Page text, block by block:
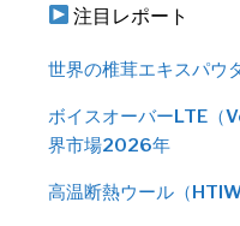
注目レポート
世界の椎茸エキスパ
ボイスオーバーLTE（
界市場2026年
高温断熱ウール（